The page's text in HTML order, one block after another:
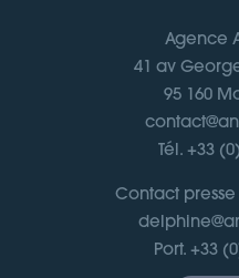
Agence
41 av
95 160
Tél. +33
Contact
Port. +33